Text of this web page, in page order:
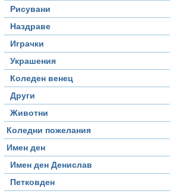
Рисувани
Наздраве
Играчки
Украшения
Коледен венец
Други
Животни
Коледни пожелания
Имен ден
Имен ден Денислав
Петковден